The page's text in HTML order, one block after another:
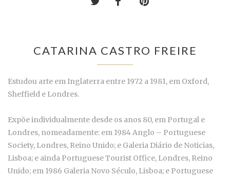
CATARINA CASTRO FREIRE
Estudou arte em Inglaterra entre 1972 a 1981, em Oxford,
Sheffield e Londres.
Expõe individualmente desde os anos 80, em Portugal e
Londres, nomeadamente: em 1984 Anglo – Portuguese
Society, Londres, Reino Unido; e Galeria Diário de Noticias,
Lisboa; e ainda Portuguese Tourist Office, Londres, Reino
Unido; em 1986 Galeria Novo Século, Lisboa; e Portuguese